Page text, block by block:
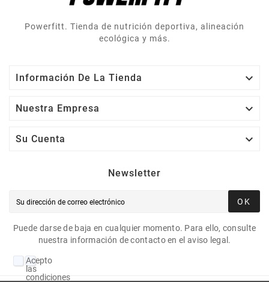
Powerfitt. Tienda de nutrición deportiva, alineación
ecológica y más.
Información De La Tienda 
Nuestra Empresa 
Su Cuenta 
Newsletter
OK
Puede darse de baja en cualquier momento. Para ello, consulte
nuestra información de contacto en el aviso legal.
Acepto
las
condiciones